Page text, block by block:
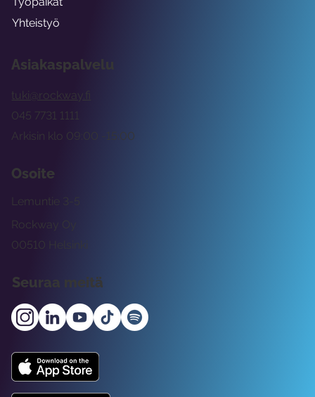
Asiakaspalvelu
tuki@rockway.fi
Arkisin klo 09:00 -15:00
045 7731 1111
Osoite
Rockway Oy
Lemuntie 3-5
00510 Helsinki
Seuraa meitä
Yhteistyö